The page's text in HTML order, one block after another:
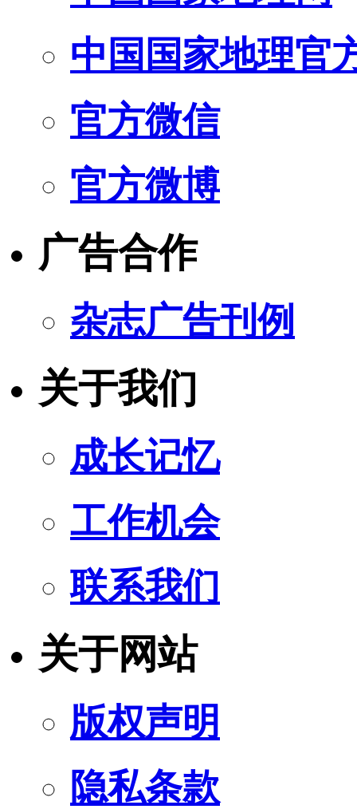
中国国家地理官
官方微信
官方微博
广告合作
杂志广告刊例
关于我们
成长记忆
工作机会
联系我们
关于网站
版权声明
隐私条款